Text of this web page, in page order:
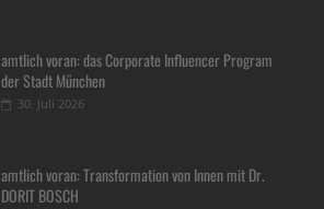
amtlich voran: das Corporate Influencer Program
der Stadt München
30. Juli 2026
amtlich voran: Transformation von Innen mit Dr.
DORIT BOSCH